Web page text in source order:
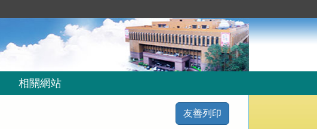
相關網站
友善列印